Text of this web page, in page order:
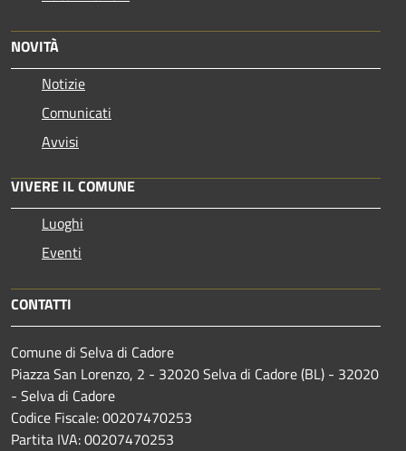
NOVITÀ
Notizie
Comunicati
Avvisi
VIVERE IL COMUNE
Luoghi
Eventi
CONTATTI
Comune di Selva di Cadore
Piazza San Lorenzo, 2 - 32020 Selva di Cadore (BL) - 32020
- Selva di Cadore
Codice Fiscale: 00207470253
Partita IVA: 00207470253